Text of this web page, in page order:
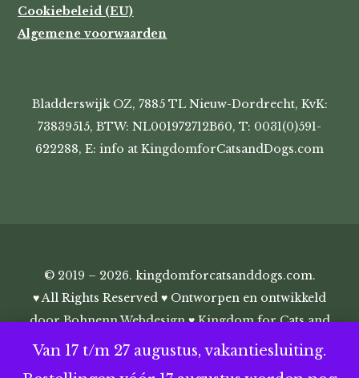
Van 17 t/m 27 augustus, vakantiesluiting.
Cookiebeleid (EU)
Algemene voorwaarden
Bladderswijk OZ, 7885 TL Nieuw-Dordrecht, KvK:
73839515, BTW: NL001972712B60, T: 0031(0)591-
622288, E: info at KingdomforCatsandDogs.com
© 2019 – 2026. kingdomforcatsanddogs.com.
♥ All Rights Reserved ♥ Ontworpen en ontwikkeld
doorBohnenn Webdesign♥ Kingdom for Cats and
Dogs ♥